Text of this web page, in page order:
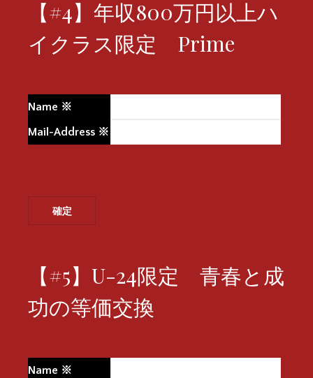
【#4】年収800万円以上ハ
イクラス限定 Prime
Name ※
Mail-Address ※
【#5】U-24限定 青春と成
功の等価交換
Name ※